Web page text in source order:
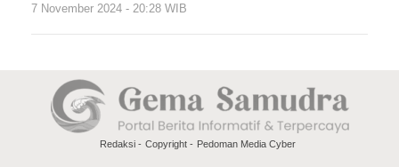
7 November 2024 - 20:28 WIB
Redaksi Copyright Pedoman Media Cyber